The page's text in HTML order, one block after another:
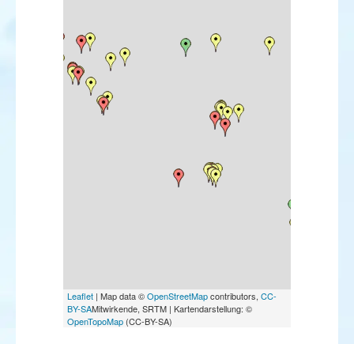
Viréo à œil rouge
Paruline noir et blanc
Paruline rayée
Paruline couronnée
Bruant masqué
Bruant à calotte blanche
Cardinal à poitrine rose
Leaflet | Map data ©OpenStreetMapcontributors, CC-
BY-SAMitwirkende, SRTM | Kartendarstellung: ©
OpenTopoMap (CC-BY-SA)